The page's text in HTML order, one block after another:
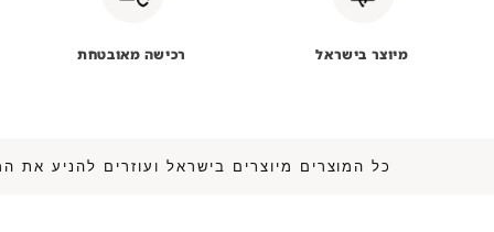
מיוצר בישראל רכישה מאובטחת
כל המוצרים מיוצרים בישראל ועוזרים